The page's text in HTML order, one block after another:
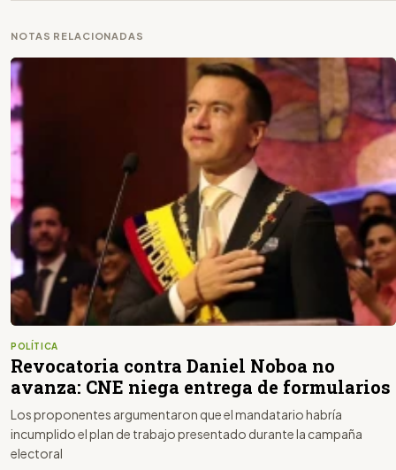
NOTAS RELACIONADAS
POLÍTICA
Revocatoria contra Daniel Noboa no
avanza: CNE niega entrega de formularios
Los proponentes argumentaron que el mandatario habría
incumplido el plan de trabajo presentado durante la campaña
electoral